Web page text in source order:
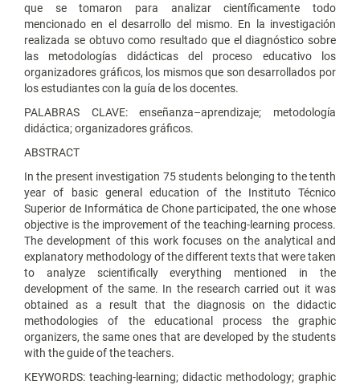
que se tomaron para analizar científicamente todo
mencionado en el desarrollo del mismo. En la investigación
realizada se obtuvo como resultado que el diagnóstico sobre
las metodologías didácticas del proceso educativo los
organizadores gráficos, los mismos que son desarrollados por
los estudiantes con la guía de los docentes.
PALABRAS CLAVE: enseñanza–aprendizaje; metodología
didáctica; organizadores gráficos.
ABSTRACT
In the present investigation 75 students belonging to the tenth
year of basic general education of the Instituto Técnico
Superior de Informática de Chone participated, the one whose
objective is the improvement of the teaching-learning process.
The development of this work focuses on the analytical and
explanatory methodology of the different texts that were taken
to analyze scientifically everything mentioned in the
development of the same. In the research carried out it was
obtained as a result that the diagnosis on the didactic
methodologies of the educational process the graphic
organizers, the same ones that are developed by the students
with the guide of the teachers.
KEYWORDS: teaching-learning; didactic methodology; graphic